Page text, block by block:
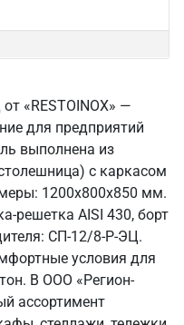
«RESTOINOX» —
для предприятий
выполнена из
с каркасом
1200x800x850 мм.
решетка AISI 430, борт
СП-12/8-Р-ЭЦ.
условия для
В ООО «Регион-
ассортимент